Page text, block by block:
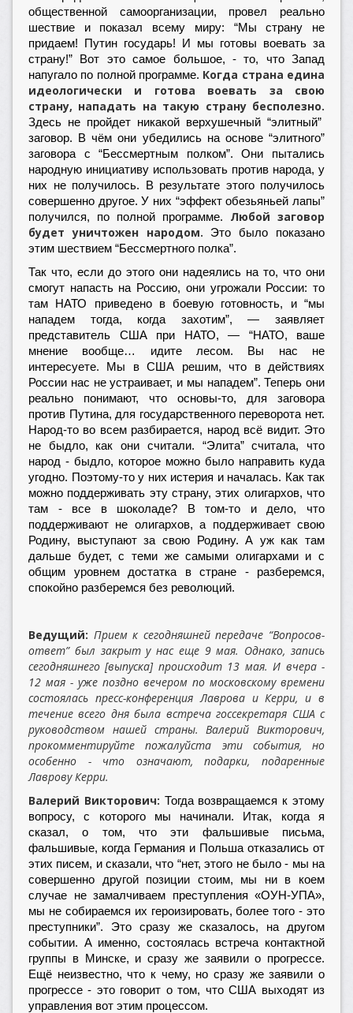
общественной самоорганизации, провел реально
шествие и показал всему миру: “Мы страну не
придаем! Путин государь! И мы готовы воевать за
страну!” Вот это самое большое, - то, что Запад
напугало по полной программе. Когда страна едина
идеологически и готова воевать за свою
страну, нападать на такую страну бесполезно.
Здесь не пройдет никакой верхушечный “элитный”
заговор. В чём они убедились на основе “элитного”
заговора с “Бессмертным полком”. Они пытались
народную инициативу использовать против народа, у
них не получилось. В результате этого получилось
совершенно другое. У них “эффект обезьяньей лапы”
получился, по полной программе. Любой заговор
будет уничтожен народом. Это было показано
этим шествием “Бессмертного полка”.
Так что, если до этого они надеялись на то, что они
смогут напасть на Россию, они угрожали России: то
там НАТО приведено в боевую готовность, и “мы
нападем тогда, когда захотим”, — заявляет
представитель США при НАТО, — “НАТО, ваше
мнение вообще… идите лесом. Вы нас не
интересуете. Мы в США решим, что в действиях
России нас не устраивает, и мы нападем”. Теперь они
реально понимают, что основы-то, для заговора
против Путина, для государственного переворота нет.
Народ-то во всем разбирается, народ всё видит. Это
не быдло, как они считали. “Элита” считала, что
народ - быдло, которое можно было направить куда
угодно. Поэтому-то у них истерия и началась. Как так
можно поддерживать эту страну, этих олигархов, что
там - все в шоколаде? В том-то и дело, что
поддерживают не олигархов, а поддерживает свою
Родину, выступают за свою Родину. А уж как там
дальше будет, с теми же самыми олигархами и с
общим уровнем достатка в стране - разберемся,
спокойно разберемся без революций.
Ведущий: Прием к сегодняшней передаче “Вопросов-
ответ” был закрыт у нас еще 9 мая. Однако, запись
сегодняшнего [выпуска] происходит 13 мая. И вчера -
12 мая - уже поздно вечером по московскому времени
состоялась пресс-конференция Лаврова и Керри, и в
течение всего дня была встреча госсекретаря США с
руководством нашей страны. Валерий Викторович,
прокомментируйте пожалуйста эти события, но
особенно - что означают, подарки, подаренные
Лаврову Керри.
Валерий Викторович: Тогда возвращаемся к этому
вопросу, с которого мы начинали. Итак, когда я
сказал, о том, что эти фальшивые письма,
фальшивые, когда Германия и Польша отказались от
этих писем, и сказали, что “нет, этого не было - мы на
совершенно другой позиции стоим, мы ни в коем
случае не замалчиваем преступления «ОУН-УПА»,
мы не собираемся их героизировать, более того - это
преступники”. Это сразу же сказалось, на другом
событии. А именно, состоялась встреча контактной
группы в Минске, и сразу же заявили о прогрессе.
Ещё неизвестно, что к чему, но сразу же заявили о
прогрессе - это говорит о том, что США выходят из
управления вот этим процессом.